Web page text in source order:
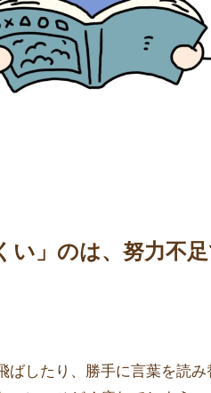
い」のは、努力不
ばしたり、勝手に言葉を読み